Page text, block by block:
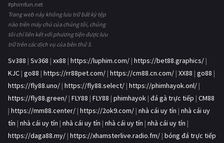
#phimfun.net
Trang web này không lưu trữ bất kỳ tệp
nào trên máy chủ của chúng tôi, chúng
tôi chỉ liên kết với phương tiện được lưu
trữ trên các dịch vụ của bên thứ 3.
Sv388 | Sv368 | xx88 | https://luphim.com/ | https://bet88.graphics/ |
KJC | go88 | https://rr88pet.com/ | https://cm88.cn.com/ | XX88 | go88 |
https://fly88.uno/ | https://fly88.select/ | https://phimhayok.onl/ |
https://fly88.green/ | FLY88 | FLY88 | phimhayok | đá gà trực tiếp | CM88
| https://mm88.center/ | https://2ok9.com/ | nhà cái uy tín | nhà cái uy
tín | nhà cái uy tín | nhà cái uy tín | nhà cái uy tín | nhà cái uy tín |
https://daga88.my/ | https://xhamsterlive.radio.fm/ | bóng đá trực tiếp